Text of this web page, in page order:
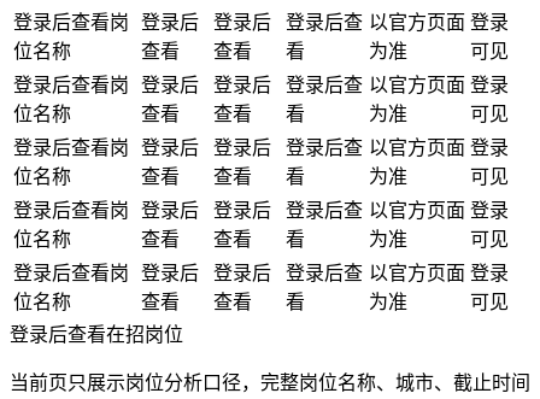
登录后查看岗
位名称
登录后
查看
登录后
查看
登录后查
看
以官方页面
为准
登录
可见
登录后查看岗
位名称
登录后
查看
登录后
查看
登录后查
看
以官方页面
为准
登录
可见
登录后查看岗
位名称
登录后
查看
登录后
查看
登录后查
看
以官方页面
为准
登录
可见
登录后查看岗
位名称
登录后
查看
登录后
查看
登录后查
看
以官方页面
为准
登录
可见
登录后查看岗
位名称
登录后
查看
登录后
查看
登录后查
看
以官方页面
为准
登录
可见
登录后查看在招岗位
当前页只展示岗位分析口径，完整岗位名称、城市、截止时间